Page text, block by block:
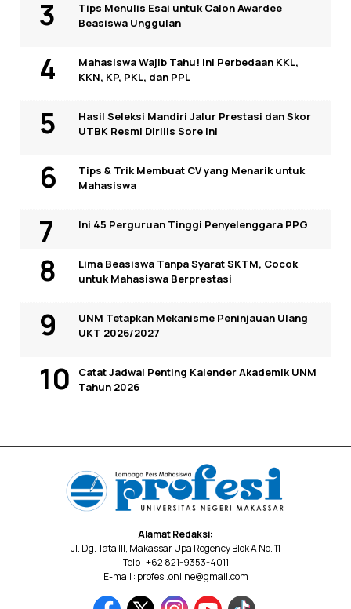
Tips Menulis Esai untuk Calon Awardee
Beasiswa Unggulan
Mahasiswa Wajib Tahu! Ini Perbedaan KKL,
KKN, KP, PKL, dan PPL
Hasil Seleksi Mandiri Jalur Prestasi dan Skor
UTBK Resmi Dirilis Sore Ini
Tips & Trik Membuat CV yang Menarik untuk
Mahasiswa
Ini 45 Perguruan Tinggi Penyelenggara PPG
Lima Beasiswa Tanpa Syarat SKTM, Cocok
untuk Mahasiswa Berprestasi
UNM Tetapkan Mekanisme Peninjauan Ulang
UKT 2026/2027
Catat Jadwal Penting Kalender Akademik UNM
Tahun 2026
Alamat Redaksi:
Jl. Dg. Tata III, Makassar Upa Regency Blok A No. 11
Telp : +62 821-9353-4011
E-mail : profesi.online@gmail.com